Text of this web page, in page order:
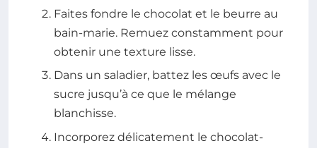
Faites fondre le chocolat et le beurre au
bain-marie. Remuez constamment pour
obtenir une texture lisse.
Dans un saladier, battez les œufs avec le
sucre jusqu’à ce que le mélange
blanchisse.
Incorporez délicatement le chocolat-